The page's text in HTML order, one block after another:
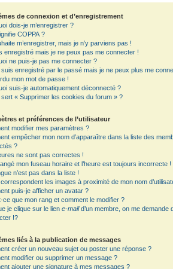
de connexion et d’enregistrement
dois-je m’enregistrer ?
COPPA ?
m’enregistrer, mais je n’y parviens pas !
enregistré mais je ne peux pas me connecter !
ne puis-je pas me connecter ?
enregistré par le passé mais je ne peux plus me
mon mot de passe !
suis-je automatiquement déconnecté ?
sert « Supprimer les cookies du forum » ?
et préférences de l’utilisateur
modifier mes paramètres ?
empêcher mon nom d’apparaître dans la liste des
?
ne sont pas correctes !
mon fuseau horaire et l’heure est toujours incorrecte !
n’est pas dans la liste !
correspondent les images à proximité de mon nom
puis-je afficher un avatar ?
ce que mon rang et comment le modifier ?
je clique sur le lien e-maild’un membre, on me demande
!?
liés à la publication de messages
créer un nouveau sujet ou poster une réponse ?
modifier ou supprimer un message ?
ajouter une signature à mes messages ?